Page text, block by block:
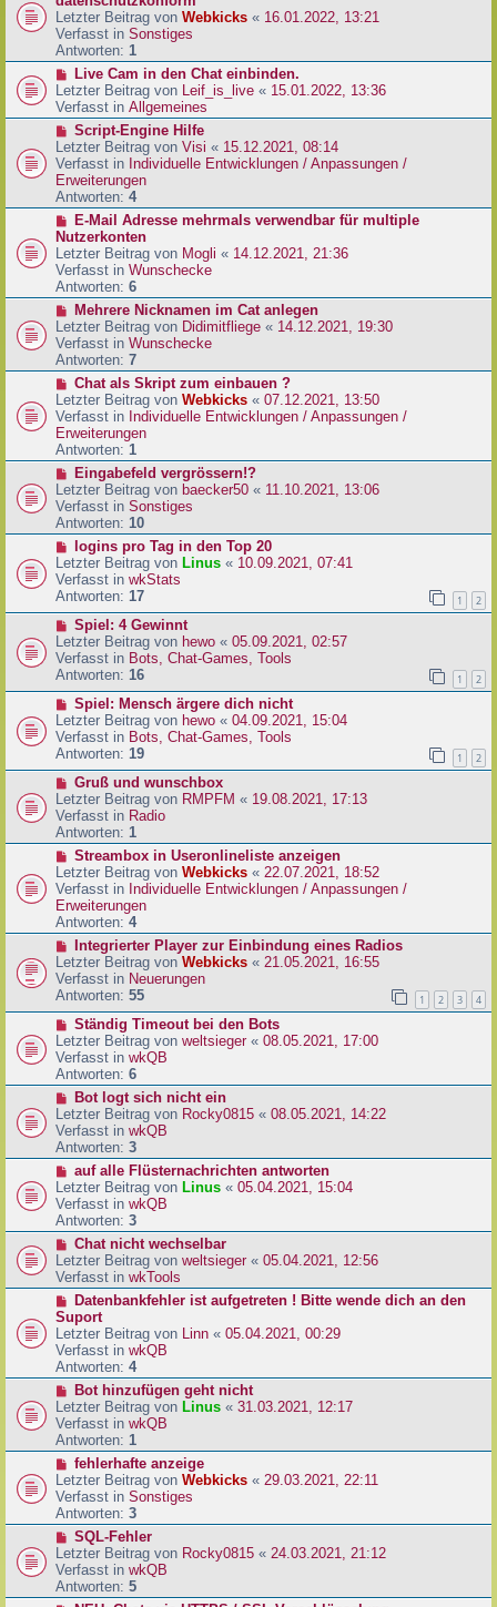
g
B
e
i
t
a
g
u
e
r
B
e
i
t
a
g
Letzter Beitrag von Webkicks « 16.01.2022, 13:21
Verfasst in Sonstiges
Antworten: 1
N
e
u
e
r
B
e
i
t
a
g
Live Cam in den Chat einbinden.
Letzter Beitrag von Leif_is_live « 15.01.2022, 13:36
Verfasst in Allgemeines
N
e
u
e
r
B
e
i
t
r
a
g
Script-Engine Hilfe
Letzter Beitrag von Visi « 15.12.2021, 08:14
Verfasst in Individuelle Entwicklungen / Anpassungen /
Erweiterungen
Antworten: 4
N
e
u
e
r
B
e
i
t
r
a
g
E-Mail Adresse mehrmals verwendbar für multiple
Nutzerkonten
Letzter Beitrag von Mogli « 14.12.2021, 21:36
Verfasst in Wunschecke
Antworten: 6
N
e
u
e
r
B
e
i
t
r
a
g
Mehrere Nicknamen im Cat anlegen
Letzter Beitrag von Didimitfliege « 14.12.2021, 19:30
Verfasst in Wunschecke
Antworten: 7
N
e
u
e
r
B
e
i
t
r
a
g
Chat als Skript zum einbauen ?
Letzter Beitrag von Webkicks « 07.12.2021, 13:50
Verfasst in Individuelle Entwicklungen / Anpassungen /
Erweiterungen
Antworten: 1
N
e
u
e
r
B
e
i
t
a
g
Eingabefeld vergrössern!?
Letzter Beitrag von baecker50 « 11.10.2021, 13:06
Verfasst in Sonstiges
Antworten: 10
N
e
u
e
r
B
e
i
t
r
a
g
logins pro Tag in den Top 20
Letzter Beitrag von Linus « 10.09.2021, 07:41
Verfasst in wkStats
Antworten: 17 1 2
N
e
u
e
r
B
e
i
t
r
a
g
Spiel: 4 Gewinnt
Letzter Beitrag von hewo « 05.09.2021, 02:57
Verfasst in Bots, Chat-Games, Tools
Antworten: 16 1 2
N
e
u
e
r
B
e
i
t
a
g
Spiel: Mensch ärgere dich nicht
Letzter Beitrag von hewo « 04.09.2021, 15:04
Verfasst in Bots, Chat-Games, Tools
Antworten: 19 1 2
N
e
u
e
r
B
e
i
t
r
a
g
Gruß und wunschbox
Letzter Beitrag von RMPFM « 19.08.2021, 17:13
Verfasst in Radio
Antworten: 1
N
e
u
e
r
B
e
i
t
r
a
g
Streambox in Useronlineliste anzeigen
Letzter Beitrag von Webkicks « 22.07.2021, 18:52
Verfasst in Individuelle Entwicklungen / Anpassungen /
Erweiterungen
Antworten: 4
N
e
u
e
r
B
e
i
t
a
g
Integrierter Player zur Einbindung eines Radios
Letzter Beitrag von Webkicks « 21.05.2021, 16:55
Verfasst in Neuerungen
Antworten: 55 1 2 3 4
N
e
u
e
r
B
e
i
t
a
g
Ständig Timeout bei den Bots
Letzter Beitrag von weltsieger« 08.05.2021, 17:00
Verfasst in wkQB
Antworten: 6
N
e
u
e
r
B
e
i
t
a
g
Bot logt sich nicht ein
Letzter Beitrag von Rocky0815 « 08.05.2021, 14:22
Verfasst in wkQB
Antworten: 3
N
e
u
e
r
B
e
i
r
a
g
auf alle Flüsternachrichten antworten
Letzter Beitrag von Linus « 05.04.2021, 15:04
Verfasst in wkQB
Antworten: 3
N
e
u
e
B
e
i
t
a
g
Chat nicht wechselbar
Letzter Beitrag von weltsieger « 05.04.2021, 12:56
Verfasst in wkTools
N
e
u
e
r
B
e
i
t
r
a
g
Datenbankfehler ist aufgetreten ! Bitte wende dich an den
Suport
Letzter Beitrag von Linn « 05.04.2021, 00:29
Verfasst in wkQB
Antworten: 4
N
e
u
e
r
B
e
i
t
a
g
Bot hinzufügen geht nicht
Letzter Beitrag von Linus « 31.03.2021, 12:17
Verfasst in wkQB
Antworten: 1
N
e
u
e
r
B
e
i
t
fehlerhafte anzeige
Letzter Beitrag von Webkicks « 29.03.2021, 22:11
Verfasst in Sonstiges
Antworten: 3
N
e
u
e
r
SQL-Fehler
Letzter Beitrag von Rocky0815 « 24.03.2021, 21:12
Verfasst in wkQB
Antworten: 5